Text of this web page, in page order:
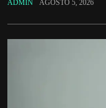
ADMIN AGOSTO 5, 2026